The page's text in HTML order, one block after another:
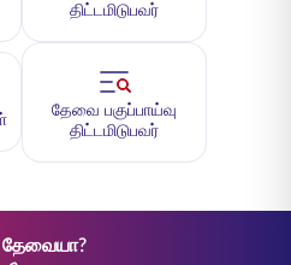
திட்டமிடுபவர்
தேவை பகுப்பாய்வு
திட்டமிடுபவர்
தேவையா?